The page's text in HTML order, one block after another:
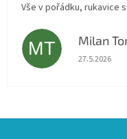
Vše v pořádku, rukavice
MT Milan
Hodnocení
27.5.2026